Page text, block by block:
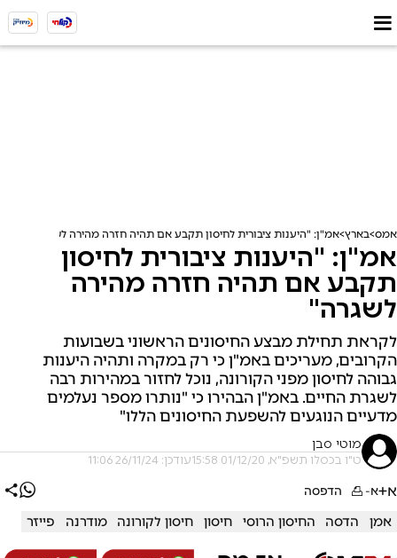
אמס בארץ אמ"ן: "היענות ציבורית לחיסון תקבע אם תהיה חזרה מהירה לשגרה"
אמ"ן: "היענות ציבורית לחיסון
תקבע אם תהיה חזרה מהירה
לשגרה"
לקראת תחילת מבצע החיסונים הראשוני בשבועות
הקרובים, מעריכים באמ"ן כי רק במקרה ותהיה היענות
גבוהה לחיסון מפני הקורונה, נוכל לחזור במהירות רבה
לשגרת החיים. באמ"ן הבהירו כי "נותרו מספר נעלמים
מדעיים הנוגעים להשפעת החיסונים הללו"
מוטי סבן
ט"ו בכסלו תשפ"א, 01/12/20 15:58 עודכן: 26/11/24 11:06
א+א- הדפסה
אמן הדסה החיסון הרוסי חיסון חיסון לקורונה מודרנה פייזר